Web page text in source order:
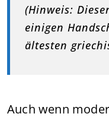
(Hinweis:
einigen
ältesten
Auch wenn